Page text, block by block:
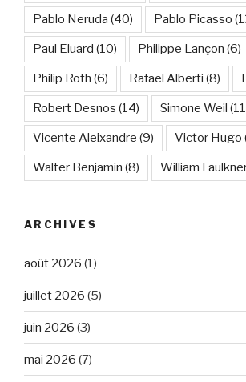
Pablo Neruda (40) Pablo Picasso
Paul Eluard (10) Philippe Lançon (6)
Philip Roth (6) Rafael Alberti (8)
Robert Desnos (14) Simone Weil
Vicente Aleixandre (9) Victor Hugo
Walter Benjamin (8) William
ARCHIVES
août 2026 (1)
juillet 2026 (5)
juin 2026 (3)
mai 2026 (7)